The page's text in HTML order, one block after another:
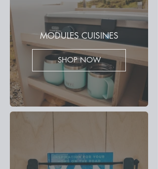
MODULES CUISINES
SHOP NOW